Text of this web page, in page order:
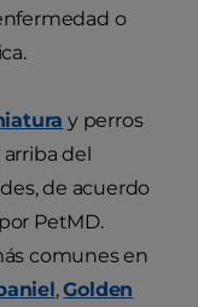
o
y perros
del
de acuerdo
PetMD.
comunes en
,Golden